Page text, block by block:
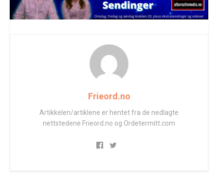
Frieord.no
Artikkelen/artiklene er hentet fra de nedlagte
nettstedene Frieord.no og Ordetermitt.com